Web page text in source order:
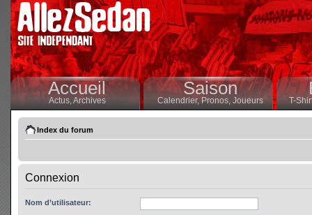
Accueil
Actus,Archives
Saison
Calendrier,Pronos, Joueurs T-
Index du forum
Connexion
Nom d’utilisateur: